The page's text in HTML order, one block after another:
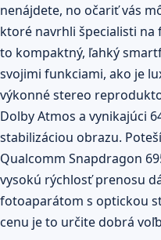
nenájdete, no očariť vás
ktoré navrhli špecialisti na
to kompaktný, ľahký
svojimi funkciami, ako je
výkonné stereo
Dolby Atmos a vynikajúci
stabilizáciou obrazu.
Qualcomm Snapdragon
vysokú rýchlosť prenosu
fotoaparátom s optickou
cenu je to určite dobrá